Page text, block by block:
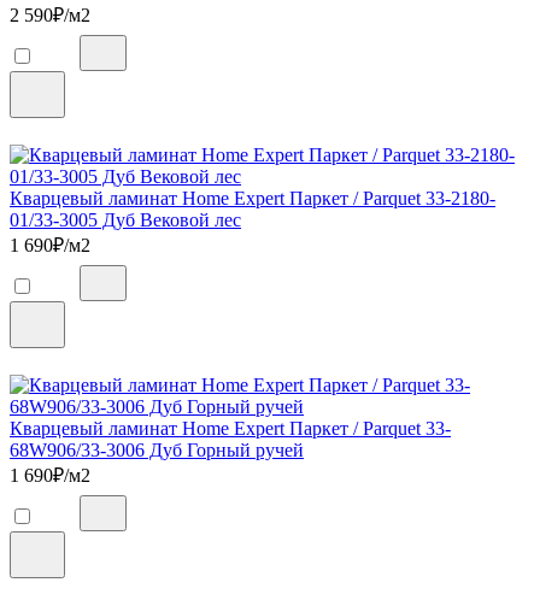
2 590₽/м2
Кварцевый ламинат Home Expert Паркет / Parquet 33-2180-
01/33-3005 Дуб Вековой лес
1 690₽/м2
Кварцевый ламинат Home Expert Паркет / Parquet 33-
68W906/33-3006 Дуб Горный ручей
1 690₽/м2